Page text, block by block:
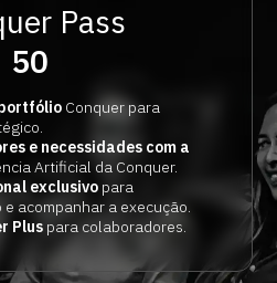
Pass
50
Conquer para
e necessidades com a
Artificial da Conquer.
exclusivo para
acompanhar a execução.
Plus para colaboradores.